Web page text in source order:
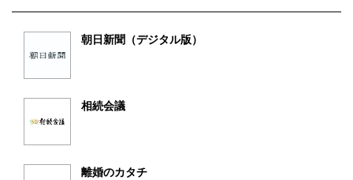
朝日新聞（デジタル版）
相続会議
離婚のカタチ